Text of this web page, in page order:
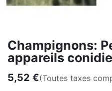
Champignons:
appareils
5,52 €(Toutes taxes